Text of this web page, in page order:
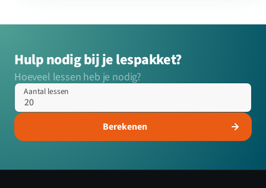
Hulp nodig bij je lespakket?
Hoeveel lessen heb je nodig?
Aantal lessen
Berekenen